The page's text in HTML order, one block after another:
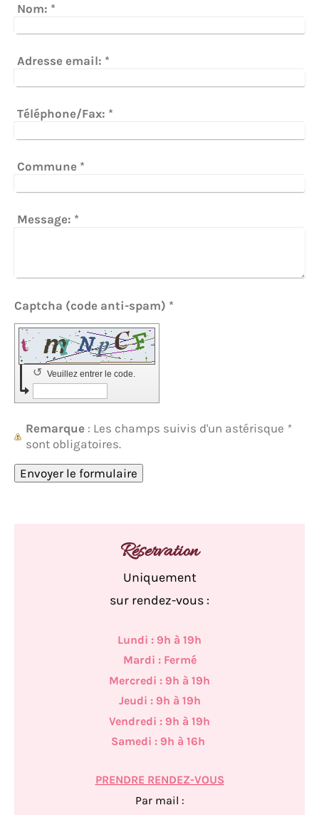
Nom: *
Adresse email: *
Téléphone/Fax: *
Commune *
Message: *
Captcha (code anti-spam) *
Veuillez entrer le code.
↺
Remarque : Les champs suivis d'un astérisque *
sont obligatoires.
Réservation
Uniquement
sur rendez-vous :
Lundi : 9h à 19h
Mardi : Fermé
Mercredi : 9h à 19h
Jeudi : 9h à 19h
Vendredi : 9h à 19h
Samedi : 9h à 16h
PRENDRE RENDEZ-VOUS
Par mail :